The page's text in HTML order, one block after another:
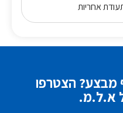
אחריות
הצטרפו
א.ל.מ.